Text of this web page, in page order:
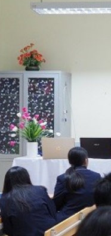
một ngôi
Hồng của Hà